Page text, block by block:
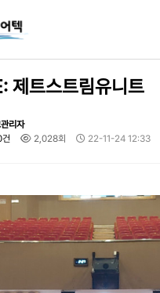
제트스트림유니트
리자
2,028회 22-11-24 12:33